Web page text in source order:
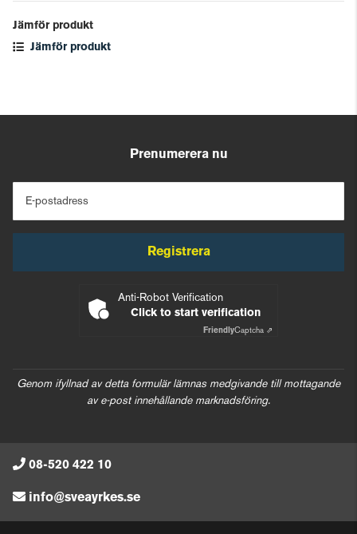
Jämför produkt
Jämför produkt
Prenumerera nu
E-postadress
Registrera
Anti-Robot Verification
Click to start verification
FriendlyCaptcha ⇗
Genom ifyllnad av detta formulär lämnas medgivande till mottagande
av e-post innehållande marknadsföring.
08-520 422 10
info@sveayrkes.se